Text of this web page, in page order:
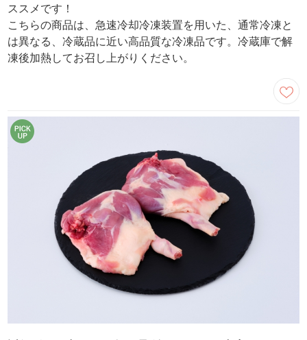
ススメです！
こちらの商品は、急速冷却冷凍装置を用いた、通常冷凍と
は異なる、冷蔵品に近い高品質な冷凍品です。冷蔵庫で解
凍後加熱してお召し上がりください。